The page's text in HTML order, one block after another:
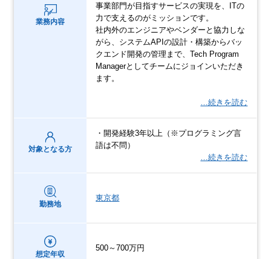
業務内容
事業部門が目指すサービスの実現を、ITの
力で支えるのがミッションです。
社内外のエンジニアやベンダーと協力しな
がら、システムAPIの設計・構築からバッ
クエンド開発の管理まで、Tech Program
Managerとしてチームにジョインいただき
ます。
…続きを読む
対象となる方
・開発経験3年以上（※プログラミング言
語は不問）
…続きを読む
勤務地
東京都
想定年収
500～700万円